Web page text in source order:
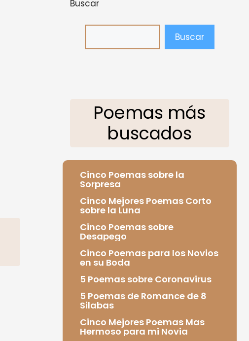
Buscar
Buscar
Poemas más
buscados
Cinco Poemas sobre la
Sorpresa
Cinco Mejores Poemas Corto
sobre la Luna
Cinco Poemas sobre
Desapego
Cinco Poemas para los Novios
en su Boda
5 Poemas sobre Coronavirus
5 Poemas de Romance de 8
Silabas
Cinco Mejores Poemas Mas
Hermoso para mi Novia